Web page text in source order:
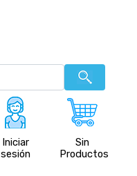
Iniciar
sesión
Sin
Productos